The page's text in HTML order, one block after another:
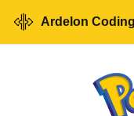
Ardelon Coding